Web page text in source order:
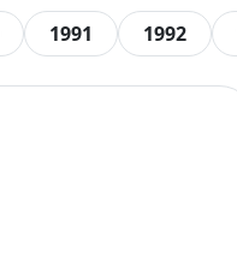
1991 1992